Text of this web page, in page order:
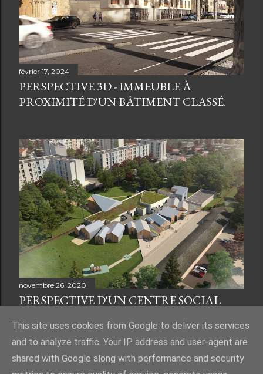
février 17, 2024
PERSPECTIVE 3D - IMMEUBLE À
PROXIMITÉ D'UN BÂTIMENT CLASSÉ.
novembre 26, 2020
PERSPECTIVE D'UN CENTRE SOCIAL
This site uses cookies from Google to deliver its services
and to analyze traffic. Your IP address and user-agent are
shared with Google along with performance and security